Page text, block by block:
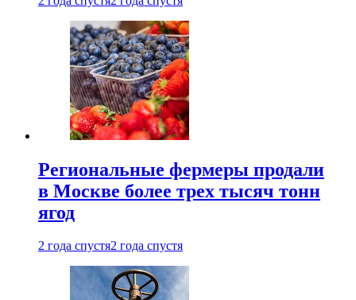
Региональные фермеры продали
в Москве более трех тысяч тонн
ягод
2 года спустя2 года спустя